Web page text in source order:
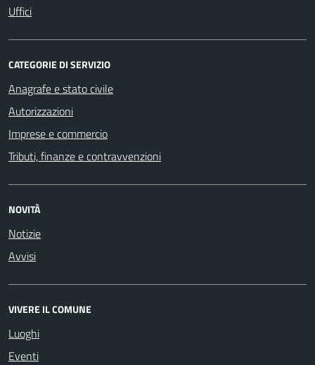
Uffici
CATEGORIE DI SERVIZIO
Anagrafe e stato civile
Autorizzazioni
Imprese e commercio
Tributi, finanze e contravvenzioni
NOVITÀ
Notizie
Avvisi
VIVERE IL COMUNE
Luoghi
Eventi